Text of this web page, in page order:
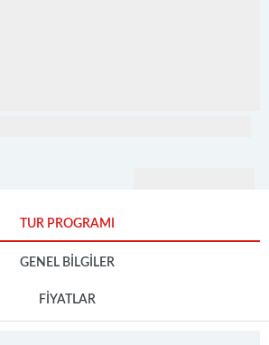
TUR PROGRAMI
GENEL BİLGİLER
FİYATLAR